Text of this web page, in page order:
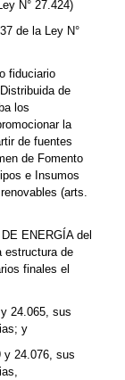
N° 27.424)
de la Ley N°
fiduciario
de
los
la
de fuentes
de Fomento
e Insumos
(arts.
ENERGÍA del
estructura de
finales el
24.065, sus
y
y 24.076, sus